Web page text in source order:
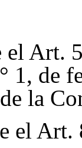
Art.
1, de
la
el Art.